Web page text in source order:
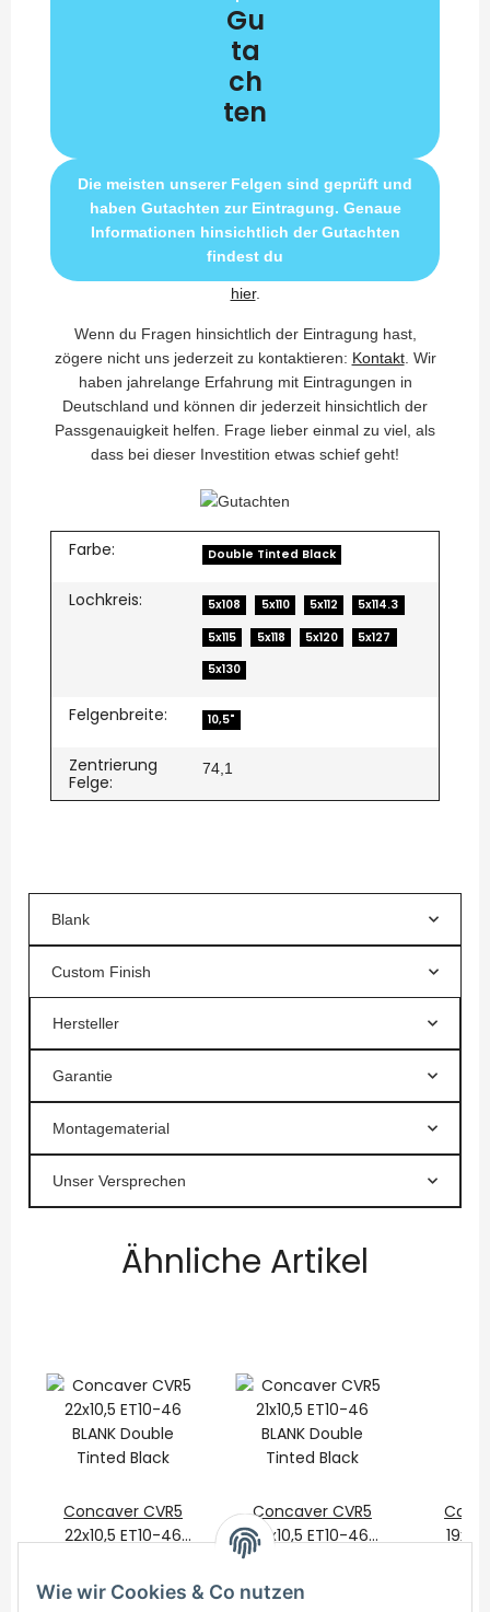
Gu
ta
ch
ten
Die meisten unserer Felgen sind geprüft und
haben Gutachten zur Eintragung. Genaue
Informationen hinsichtlich der Gutachten
findest du
hier.
Wenn du Fragen hinsichtlich der Eintragung hast,
zögere nicht uns jederzeit zu kontaktieren: Kontakt. Wir
haben jahrelange Erfahrung mit Eintragungen in
Deutschland und können dir jederzeit hinsichtlich der
Passgenauigkeit helfen. Frage lieber einmal zu viel, als
dass bei dieser Investition etwas schief geht!
Farbe: Double Tinted Black
Lochkreis: 5x108 5x110 5x112
5x114.3
5x115
5x118 5x120
5x127
5x130
Felgenbreite: 10,5"
Zentrierung
Felge:
74,1
Blank
Custom Finish
Hersteller
Garantie
Montagematerial
Unser Versprechen
Ähnliche Artikel
Concaver CVR5
22x10,5 ET10-46
Tinted Black
Concaver CVR5
21x10,5 ET10-46
Tinted Black
Wie wir Cookies & Co nutzen